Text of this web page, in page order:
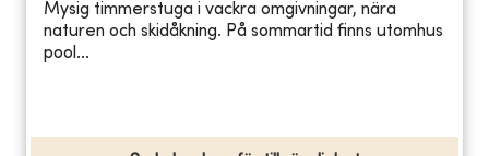
Mysig timmerstuga i vackra omgivningar, nära
naturen och skidåkning. På sommartid finns utomhus
pool...